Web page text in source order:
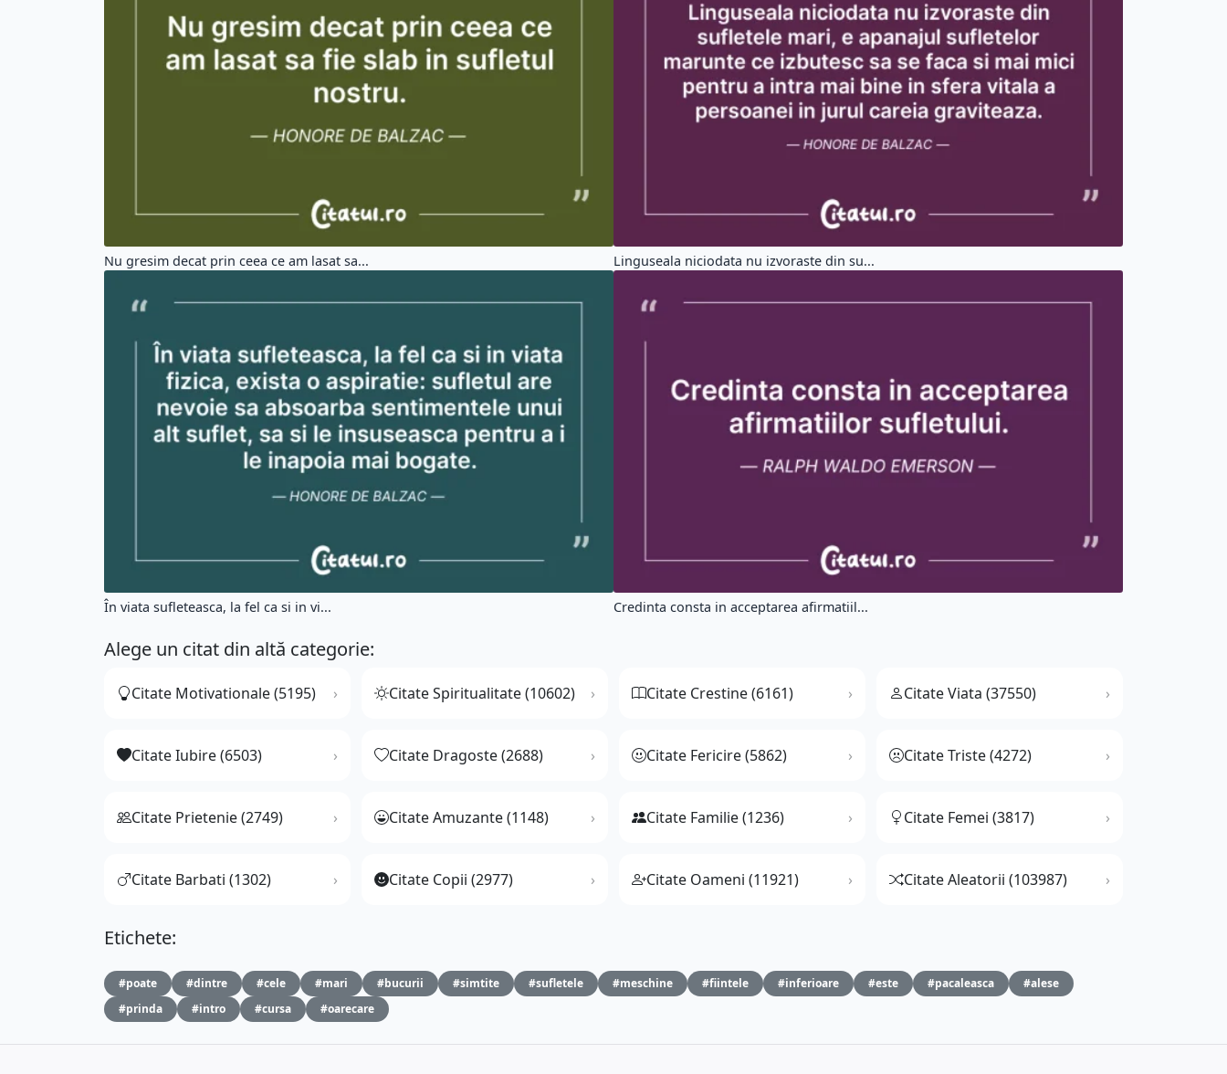
Nu gresim decat prin ceea ce am lasat sa... Linguseala niciodata nu izvoraste din su...
În viata sufleteasca, la fel ca si in vi... Credinta consta in acceptarea afirmatiil...
Alege un citat din altă categorie:
Citate Motivationale (5195) Citate Spiritualitate (10602) Citate Crestine (6161) Citate Viata (37550)
Citate Iubire (6503) Citate Dragoste (2688) Citate Fericire (5862) Citate Triste (4272)
Citate Prietenie (2749) Citate Amuzante (1148) Citate Familie (1236) Citate Femei (3817)
Citate Barbati (1302) Citate Copii (2977) Citate Oameni (11921) Citate Aleatorii (103987)
Etichete:
#poate #dintre #cele #mari #bucurii #simtite #sufletele #meschine #fiintele #inferioare #este #pacaleasca
#alese
#prinda
#intro #cursa #oarecare